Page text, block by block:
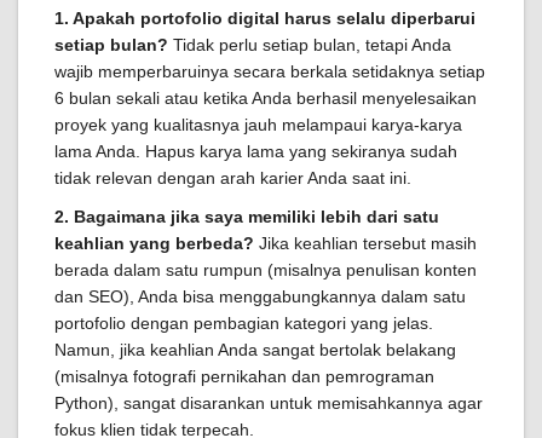
1. Apakah portofolio digital harus selalu diperbarui
setiap bulan? Tidak perlu setiap bulan, tetapi Anda
wajib memperbaruinya secara berkala setidaknya setiap
6 bulan sekali atau ketika Anda berhasil menyelesaikan
proyek yang kualitasnya jauh melampaui karya-karya
lama Anda. Hapus karya lama yang sekiranya sudah
tidak relevan dengan arah karier Anda saat ini.
2. Bagaimana jika saya memiliki lebih dari satu
keahlian yang berbeda? Jika keahlian tersebut masih
berada dalam satu rumpun (misalnya penulisan konten
dan SEO), Anda bisa menggabungkannya dalam satu
portofolio dengan pembagian kategori yang jelas.
Namun, jika keahlian Anda sangat bertolak belakang
(misalnya fotografi pernikahan dan pemrograman
Python), sangat disarankan untuk memisahkannya agar
fokus klien tidak terpecah.